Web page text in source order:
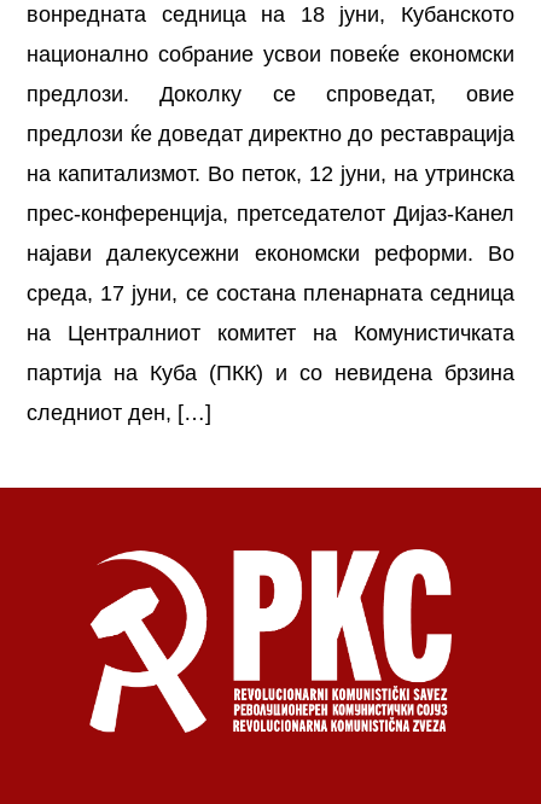
вонредната седница на 18 јуни, Кубанското
национално собрание усвои повеќе економски
предлози. Доколку се спроведат, овие
предлози ќе доведат директно до реставрација
на капитализмот. Во петок, 12 јуни, на утринска
прес-конференција, претседателот Дијаз-Канел
најави далекусежни економски реформи. Во
среда, 17 јуни, се состана пленарната седница
на Централниот комитет на Комунистичката
партија на Куба (ПКК) и со невидена брзина
следниот ден, […]